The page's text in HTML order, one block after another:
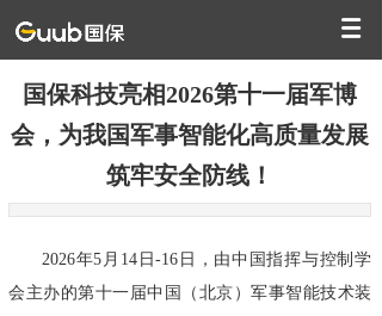
国保科技亮相2026第十一届军博
会，为我国军事智能化高质量发展
筑牢安全防线！
2026年5月14日-16日，由中国指挥与控制学
会主办的第十一届中国（北京）军事智能技术装